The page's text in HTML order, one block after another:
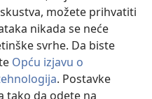
možete prihvatiti
nikada se neće
svrhe. Da biste
Opću izjavu o
. Postavke
tako da odete na
Tract Society of Pennsylvania.